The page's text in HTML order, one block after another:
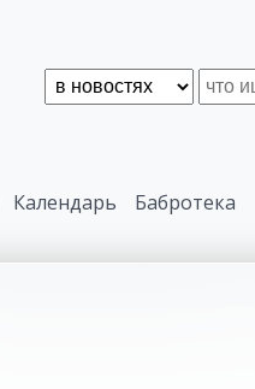
Календарь Бабротека